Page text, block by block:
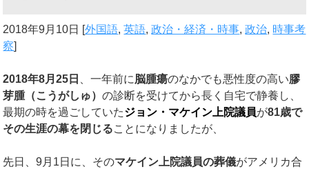
2018年9月10日 [外国語,英語,政治・経済・時事,政治, 時事考
察]
2018年8月25 日 、一年前に脳腫瘍のなかでも悪性度の高い膠
芽腫（こうがしゅ）の診断を受けてから長く自宅で静養し、
最期の時を過ごしていたジョン・マケイン上院議員が81歳で
その生涯の幕を閉じることになりましたが、
先日、9月1日に、そのマケイン上院議員の葬儀がアメリカ合